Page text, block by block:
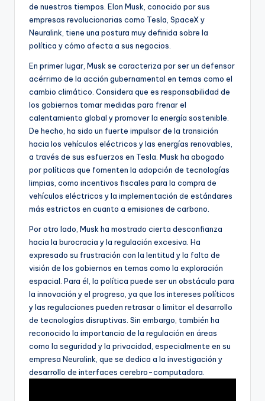
de nuestros tiempos. Elon Musk, conocido por sus
empresas revolucionarias como Tesla, SpaceX y
Neuralink, tiene una postura muy definida sobre la
política y cómo afecta a sus negocios.
En primer lugar, Musk se caracteriza por ser un defensor
acérrimo de la acción gubernamental en temas como el
cambio climático. Considera que es responsabilidad de
los gobiernos tomar medidas para frenar el
calentamiento global y promover la energía sostenible.
De hecho, ha sido un fuerte impulsor de la transición
hacia los vehículos eléctricos y las energías renovables,
a través de sus esfuerzos en Tesla. Musk ha abogado
por políticas que fomenten la adopción de tecnologías
limpias, como incentivos fiscales para la compra de
vehículos eléctricos y la implementación de estándares
más estrictos en cuanto a emisiones de carbono.
Por otro lado, Musk ha mostrado cierta desconfianza
hacia la burocracia y la regulación excesiva. Ha
expresado su frustración con la lentitud y la falta de
visión de los gobiernos en temas como la exploración
espacial. Para él, la política puede ser un obstáculo para
la innovación y el progreso, ya que los intereses políticos
y las regulaciones pueden retrasar o limitar el desarrollo
de tecnologías disruptivas. Sin embargo, también ha
reconocido la importancia de la regulación en áreas
como la seguridad y la privacidad, especialmente en su
empresa Neuralink, que se dedica a la investigación y
desarrollo de interfaces cerebro-computadora.